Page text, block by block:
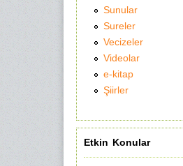
Sunular
Sureler
Vecizeler
Videolar
e-kitap
Şiirler
Etkin Konular